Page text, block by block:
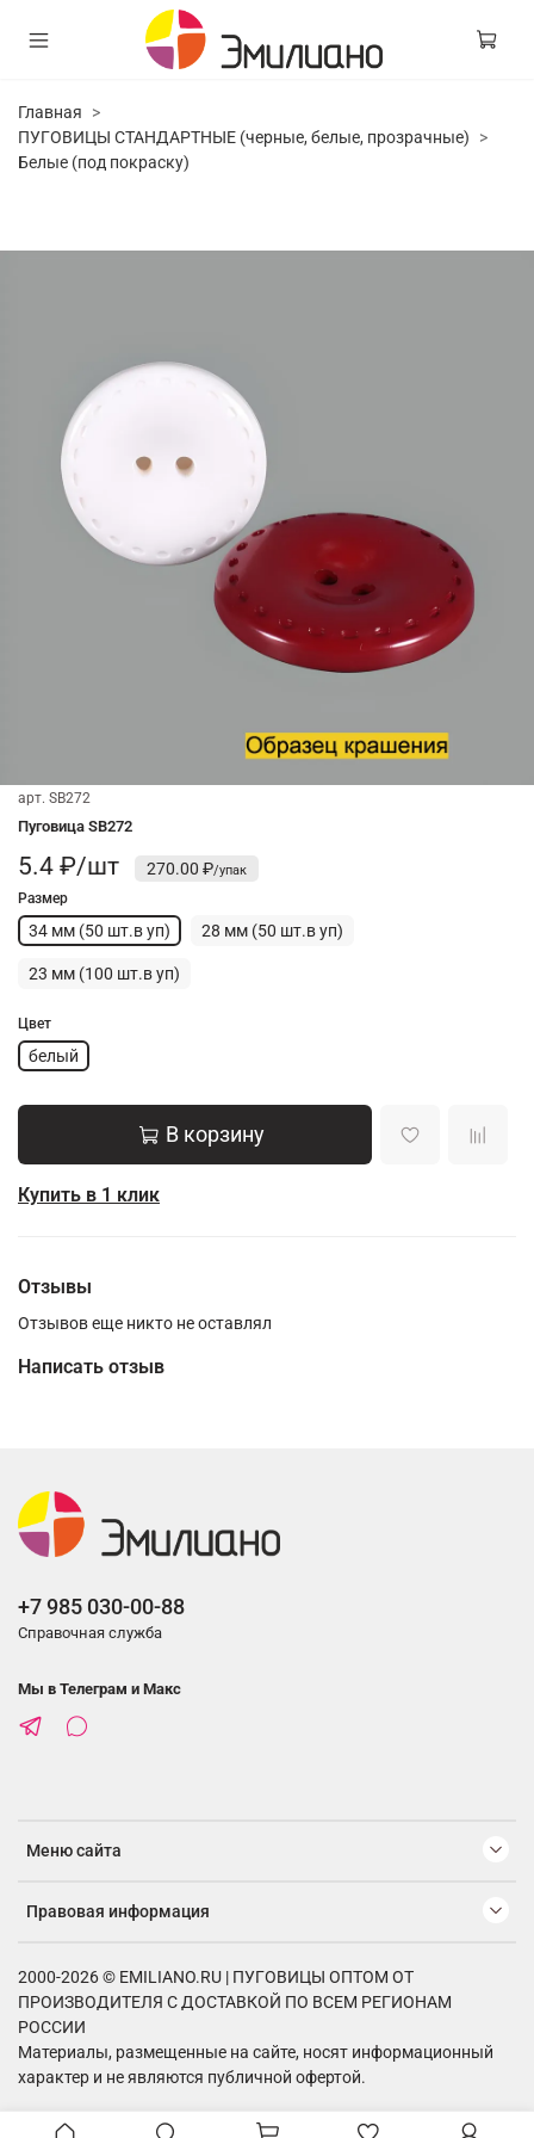
Главная
ПУГОВИЦЫ СТАНДАРТНЫЕ (черные, белые, прозрачные)
Белые (под покраску)
арт. SB272
Пуговица SB272
5.4 ₽/шт 270.00 ₽
Размер
34 мм (50 шт.в уп) 28 мм (50 шт.в уп)
23 мм (100 шт.в уп)
Цвет
белый
В корзину
Купить в 1 клик
Отзывы
Отзывов еще никто не оставлял
Написать отзыв
Меню сайта
Правовая информация
+7 985 030-00-88
Справочная служба
Мы в Телеграм и Макс
2000-2026 © EMILIANO.RU | ПУГОВИЦЫ ОПТОМ ОТ
ПРОИЗВОДИТЕЛЯ С ДОСТАВКОЙ ПО ВСЕМ РЕГИОНАМ
РОССИИ
Материалы, размещенные на сайте, носят информационный
характер и не являются публичной офертой.